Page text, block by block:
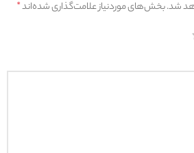
شد.بخش‌های موردنیاز علامت‌گذاری شده‌اند*